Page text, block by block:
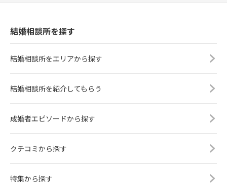
結婚相談所を探す
結婚相談所をエリアから探す
結婚相談所を紹介してもらう
成婚者エピソードから探す
クチコミから探す
特集から探す